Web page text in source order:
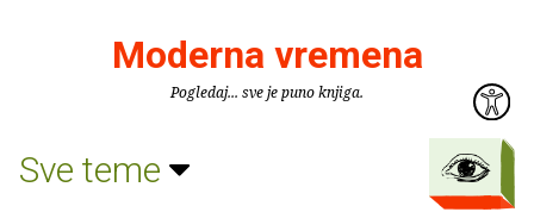
Moderna vremena
Pogledaj... sve je puno knjiga.
Sve teme